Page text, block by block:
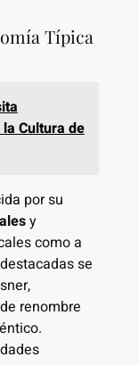
Típica
Cultura de
por su
y
como a
se
renombre